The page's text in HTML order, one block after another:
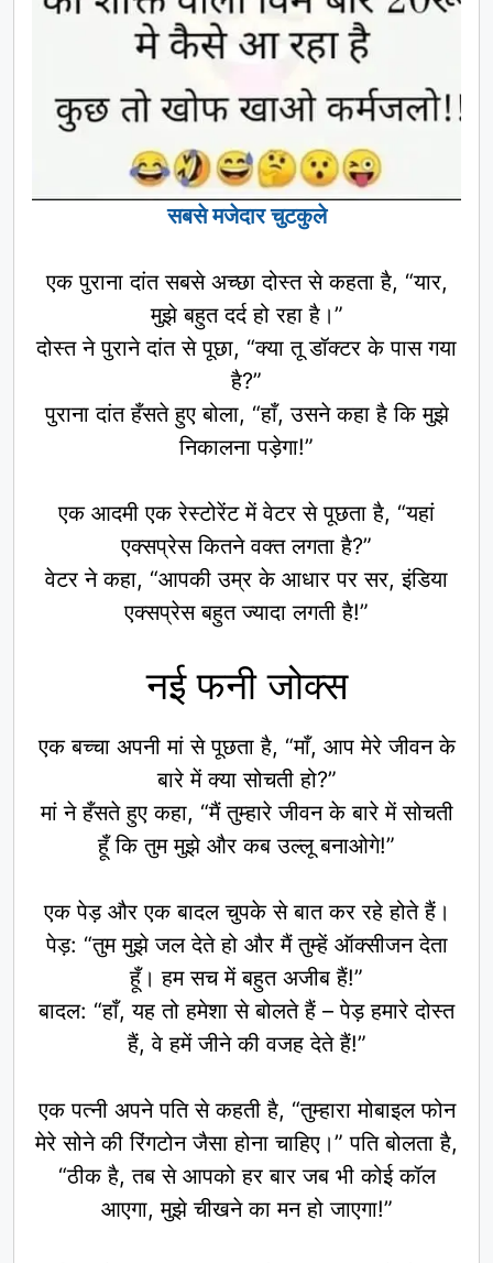
सबसे मजेदार चुटकुले
एक पुराना दांत सबसे अच्छा दोस्त से कहता है, “यार,
मुझे बहुत दर्द हो रहा है।”
दोस्त ने पुराने दांत से पूछा, “क्या तू डॉक्टर के पास गया
है?”
पुराना दांत हँसते हुए बोला, “हाँ, उसने कहा है कि मुझे
निकालना पड़ेगा!”
एक आदमी एक रेस्टोरेंट में वेटर से पूछता है, “यहां
एक्सप्रेस कितने वक्त लगता है?”
वेटर ने कहा, “आपकी उम्र के आधार पर सर, इंडिया
एक्सप्रेस बहुत ज्यादा लगती है!”
नई फनी जोक्स
एक बच्चा अपनी मां से पूछता है, “माँ, आप मेरे जीवन के
बारे में क्या सोचती हो?”
मां ने हँसते हुए कहा, “मैं तुम्हारे जीवन के बारे में सोचती
हूँ कि तुम मुझे और कब उल्लू बनाओगे!”
एक पेड़ और एक बादल चुपके से बात कर रहे होते हैं।
पेड़: “तुम मुझे जल देते हो और मैं तुम्हें ऑक्सीजन देता
हूँ। हम सच में बहुत अजीब हैं!”
बादल: “हाँ, यह तो हमेशा से बोलते हैं – पेड़ हमारे दोस्त
हैं, वे हमें जीने की वजह देते हैं!”
एक पत्नी अपने पति से कहती है, “तुम्हारा मोबाइल फोन
मेरे सोने की रिंगटोन जैसा होना चाहिए।” पति बोलता है,
“ठीक है, तब से आपको हर बार जब भी कोई कॉल
आएगा, मुझे चीखने का मन हो जाएगा!”